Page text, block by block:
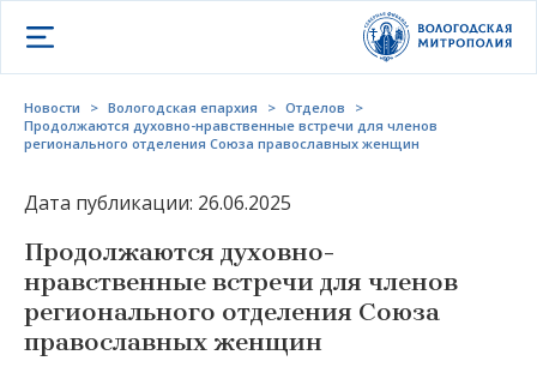
Открыть меню
Новости > Вологодская епархия > Отделов
>
Продолжаются духовно-нравственные встречи для членов
регионального отделения Союза православных женщин
Дата публикации: 26.06.2025
Продолжаются духовно-
нравственные встречи для членов
регионального отделения Союза
православных женщин